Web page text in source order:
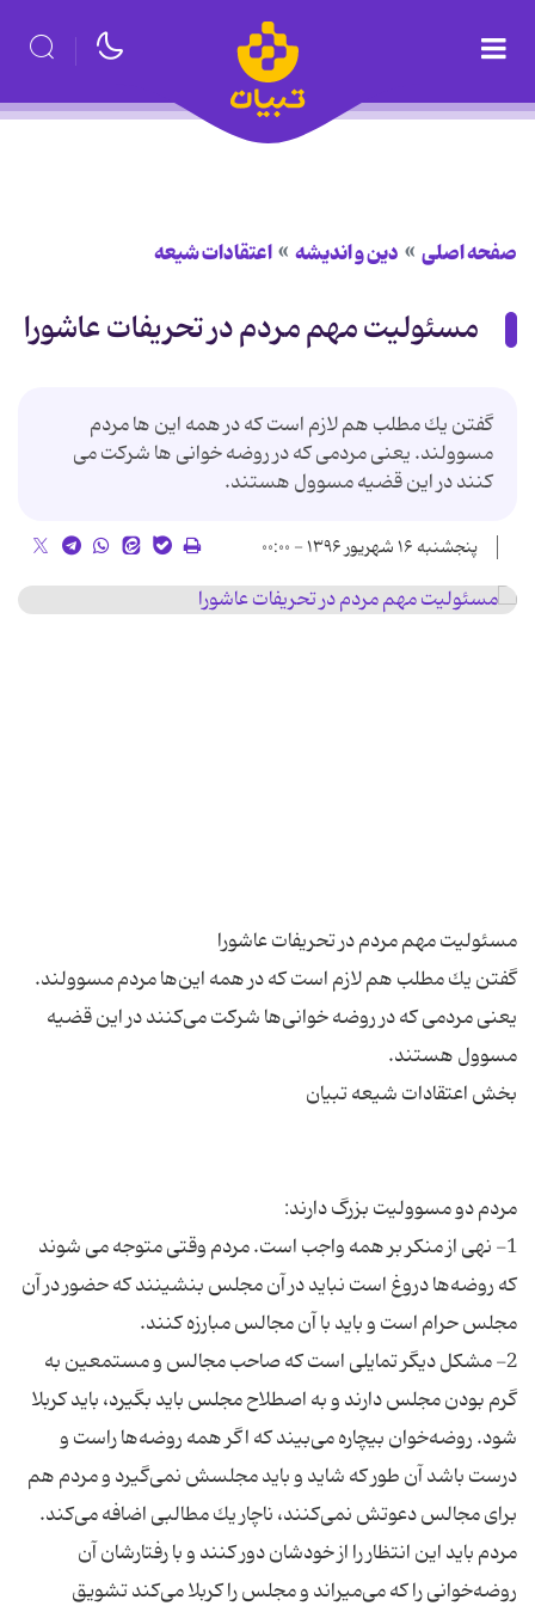
صفحه اصلی دین و اندیشه اعتقادات شیعه
مسئولیت مهم مردم در تحریفات عاشورا
گفتن یك مطلب هم لازم است كه در همه این ها مردم
مسوولند. یعنی مردمی كه در روضه خوانی ها شركت می
كنند در این قضیه مسوول هستند.
پنجشنبه ۱۶ شهریور ۱۳۹۶ - ۰۰:۰۰
گفتن یك مطلب هم لازم است كه در همه این‌ها مردم مسوولند.
یعنی مردمی كه در روضه خوانی‌ها شركت می‌كنند در این قضیه
1- نهی از منكر بر همه واجب است. مردم وقتی متوجه می شوند
كه روضه‌ها دروغ است نباید در آن مجلس بنشینند كه حضور در آن
2- مشکل دیگر تمایلی است كه صاحب مجالس‌ و مستمعین به
گرم بودن مجلس دارند و به اصطلاح مجلس باید بگیرد، باید كربلا
شود. روضه‌خوان بیچاره می‌بیند كه اگر همه روضه‌ها راست و
درست باشد آن طور كه شاید و باید مجلسش نمی‌گیرد و مردم هم
برای مجالس دعوتش نمی‌كنند، ناچار یك مطالبی اضافه می‌كند.
مردم باید این انتظار را از خودشان دور كنند و با رفتارشان آن
روضه‌خوانی را كه می‌میراند و مجلس را كربلا می‌كند تشویق